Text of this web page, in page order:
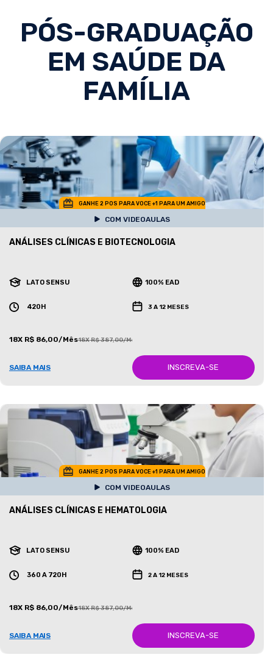
PÓS-GRADUAÇÃO
EM SAÚDE DA
FAMÍLIA
GANHE 2 POS PARA VOCE +1 PARA UM AMIGO
COM VIDEOAULAS
ANÁLISES CLÍNICAS E BIOTECNOLOGIA
LATO SENSU 100% EAD
420H 3 A 12 MESES
18X R$ 86,00/Mês18X R$ 387,00/Mês
SAIBA MAIS INSCREVA-SE
GANHE 2 POS PARA VOCE +1 PARA UM AMIGO
COM VIDEOAULAS
ANÁLISES CLÍNICAS E HEMATOLOGIA
LATO SENSU 100% EAD
360 A 720H 2 A 12 MESES
18X R$ 86,00/Mês18X R$ 387,00/Mês
SAIBA MAIS INSCREVA-SE